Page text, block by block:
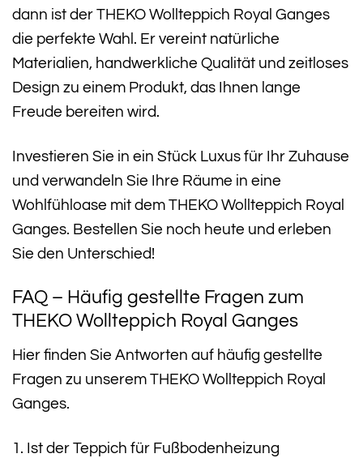
dann ist der THEKO Wollteppich Royal Ganges
die perfekte Wahl. Er vereint natürliche
Materialien, handwerkliche Qualität und zeitloses
Design zu einem Produkt, das Ihnen lange
Freude bereiten wird.
Investieren Sie in ein Stück Luxus für Ihr Zuhause
und verwandeln Sie Ihre Räume in eine
Wohlfühloase mit dem THEKO Wollteppich Royal
Ganges. Bestellen Sie noch heute und erleben
Sie den Unterschied!
FAQ – Häufig gestellte Fragen zum
THEKO Wollteppich Royal Ganges
Hier finden Sie Antworten auf häufig gestellte
Fragen zu unserem THEKO Wollteppich Royal
Ganges.
1. Ist der Teppich für Fußbodenheizung